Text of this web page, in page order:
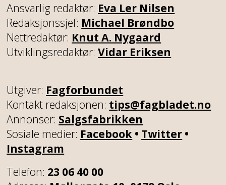
Ansvarlig redaktør: Eva Ler Nilsen
Redaksjonssjef: Michael Brøndbo
Nettredaktør: Knut A. Nygaard
Utviklingsredaktør:Vidar Eriksen
Utgiver: Fagforbundet
Kontakt redaksjonen: tips@fagbladet.no
Annonser: Salgsfabrikken
Sosiale medier: Facebook • Twitter •
Instagram
Telefon: 23 06 40 00